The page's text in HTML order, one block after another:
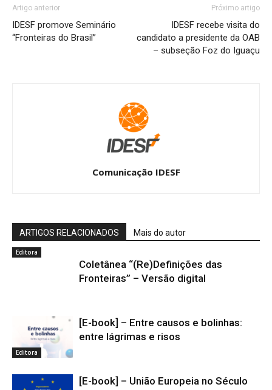
Artigo anterior
IDESF promove Seminário
“Fronteiras do Brasil”
Próximo artigo
IDESF recebe visita do
candidato a presidente da OAB
– subseção Foz do Iguaçu
Comunicação IDESF
ARTIGOS RELACIONADOS Mais do autor
Editora
Coletânea “(Re)Definições das
Fronteiras” – Versão digital
Editora
[E-book] – Entre causos e bolinhas:
entre lágrimas e risos
[E-book] – União Europeia no Século